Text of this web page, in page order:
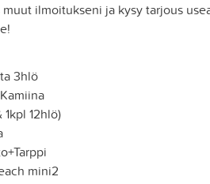
muut ilmoitukseni ja kysy tarjous
3hlö
12hlö)
mini2